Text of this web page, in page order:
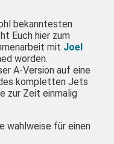
bekanntesten
Euch hier zum
mit Joel
worden.
A-Version auf eine
kompletten Jets
zur Zeit einmalig
wahlweise für einen